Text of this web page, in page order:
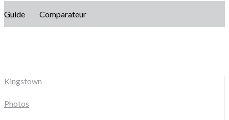
Guide Comparateur
Kingstown
Photos